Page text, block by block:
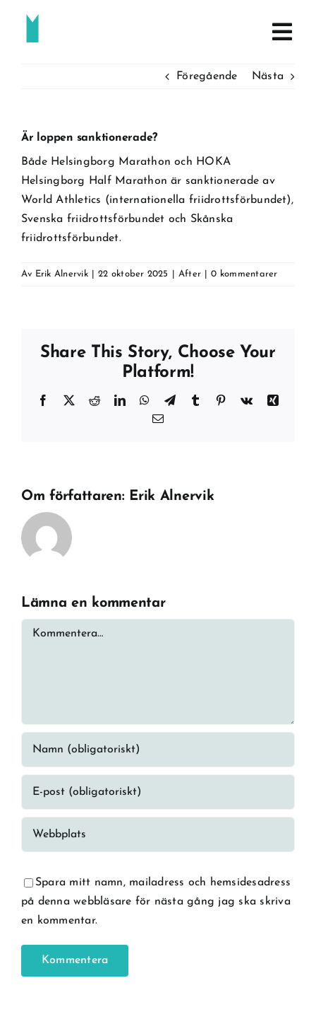
Föregående Nästa
Är loppen sanktionerade?
Både Helsingborg Marathon och HOKA
Helsingborg Half Marathon är sanktionerade av
World Athletics (internationella friidrottsförbundet),
Svenska friidrottsförbundet och Skånska
friidrottsförbundet.
Av Erik Alnervik 22 oktober 2025 After 0 kommentarer
Share This Story, Choose Your
Platform!
Facebook
X RedditLinkedInWhatsApp
TelegramTumblr Pinterest
Vk
Xing
E-
Om författaren: Erik Alnervik
Lämna en kommentar
Kommentar
Spara mitt namn, mailadress och hemsidesadress
på denna webbläsare för nästa gång jag ska skriva
en kommentar.